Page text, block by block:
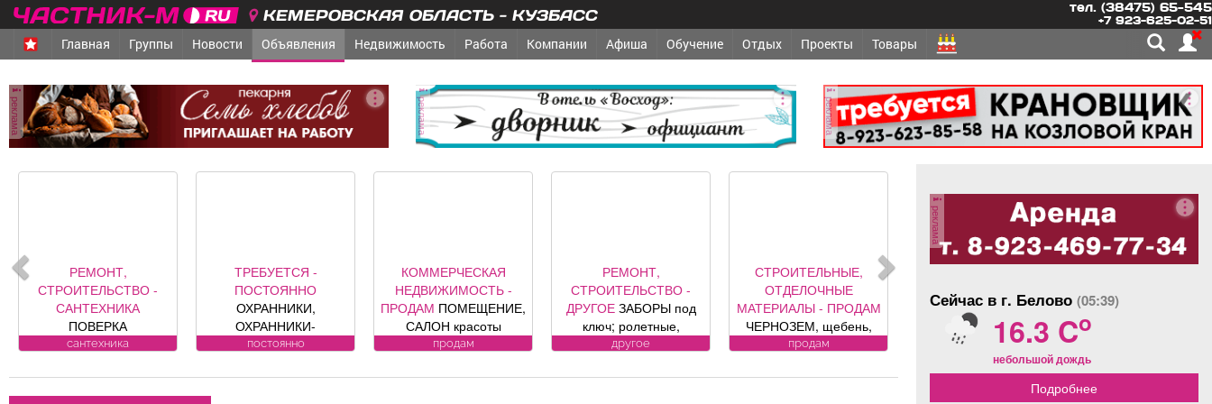
КЕМЕРОВСКАЯ ОБЛАСТЬ - КУЗБАСС тел. (38475) 65-545
+7 923-625-02-51
Главная Группы Новости Объявления Недвижимость Работа Компании Афиша Обучение Отдых Проекты Товары
реклама реклама реклама
РЕМОНТ,
СТРОИТЕЛЬСТВО -
САНТЕХНИКА
ПОВЕРКА
ВОДОСЧЕТЧИКОВ на
замена, регистрация.
ул. Лукиянова, 5.
сантехника
ТРЕБУЕТСЯ -
ПОСТОЯННО
ОХРАННИКИ,
ОХРАННИКИ-
ВОДИТЕЛИ Требования
Условия:
ЛИЦЕНЗИРОВАННЫЕ
постоянно
КОММЕРЧЕСКАЯ
НЕДВИЖИМОСТЬ -
ПРОДАМ ПОМЕЩЕНИЕ,
САЛОН красоты
«Оазис», площадь 88, 8
Юдина, 1, хороший
продам
РЕМОНТ,
СТРОИТЕЛЬСТВО -
ДРУГОЕЗАБОРЫ под
ключ; ролетные,
секционные ворота (от
представителя
другое
СТРОИТЕЛЬНЫЕ,
ОТДЕЛОЧНЫЕ
МАТЕРИАЛЫ - ПРОДАМ
ЧЕРНОЗЕМ, щебень,
песок, уголь, торф,
другие под заказ,
продам
реклама
Сейчас в г. Белово (05:39)
16.3 Co
небольшой дождь
Подробнее